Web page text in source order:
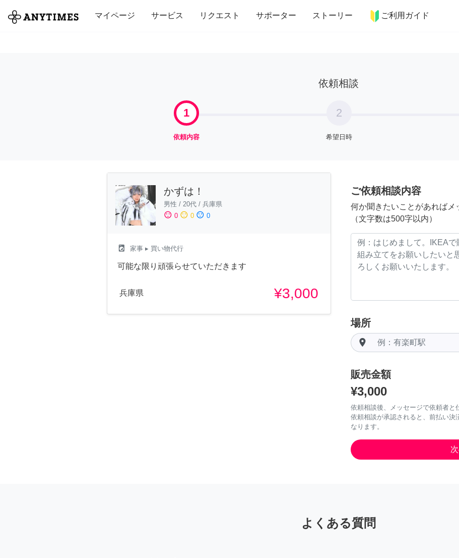
マイページ サービス リクエスト サポーター ストーリー ご利用ガイド
全て 修理・組立 家事 引っ越し インテリア 趣味・習い事 ペット 料理
依頼相談
1
依頼内容
2
希望日時
かずは！
男性 / 20代 / 兵庫県
sentiment_satisfied 0 sentiment_neutral 0 sentiment_dissatisfied 0
local_laundry_service 家事 ▸ 買い物代行
可能な限り頑張らせていただきます
兵庫県 ¥3,000
ご依頼相談内容
何か聞きたいことがあればメ
（文字数は500字以内）
場所
room
販売金額
¥3,000
依頼相談後、メッセージで依頼者と
依頼相談が承認されると、前払い
なります。
よくある質問